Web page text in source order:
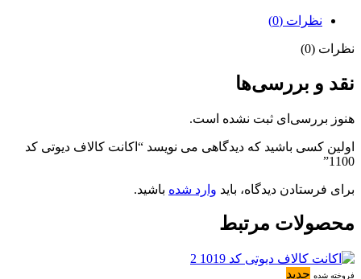
نظرات (0)
نظرات (0)
نقد و بررسی‌ها
هنوز بررسی‌ای ثبت نشده است.
اولین کسی باشید که دیدگاهی می نویسد “اکانت کالاف دیوتی کد
1100”
برای فرستادن دیدگاه، باید وارد شده باشید.
محصولات مرتبط
فروخته شده جدید